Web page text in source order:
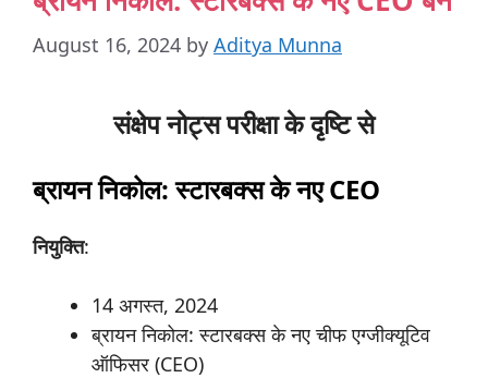
August 16, 2024 by Aditya Munna
संक्षेप नोट्स परीक्षा के दृष्टि से
ब्रायन निकोल:स्टारबक्सकेनए CEO
नियुक्ति:
14 अगस्त, 2024
ब्रायन निकोल: स्टारबक्स के नए चीफ एग्जीक्यूटिव
ऑफिसर (CEO)